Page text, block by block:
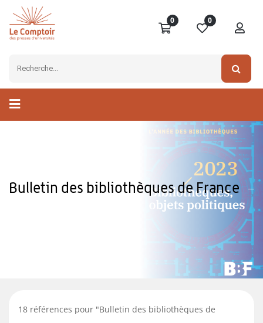
0 0
Bulletin des bibliothèques de France
18 références pour "Bulletin des bibliothèques de